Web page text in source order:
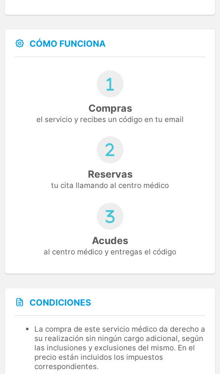
CÓMO FUNCIONA
Compras
el servicio y recibes un código en tu email
Reservas
tu cita llamando al centro médico
Acudes
al centro médico y entregas el código
CONDICIONES
La compra de este servicio médico da derecho a
su realización sin ningún cargo adicional, según
las inclusiones y exclusiones del mismo. En el
precio están incluidos los impuestos
correspondientes.